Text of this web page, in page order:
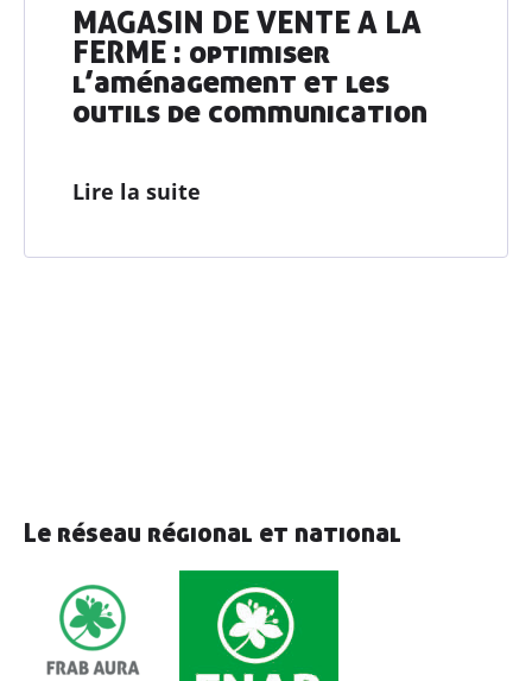
MAGASIN DE VENTE A LA
FERME : optimiser
l’aménagement et les
outils de communication
Lire la suite
Le réseau régional et national